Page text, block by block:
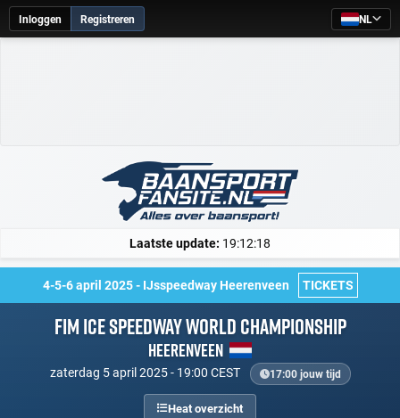
Inloggen Registreren NL
Laatste update: 19:12:18
4-5-6 april 2025 - IJsspeedway Heerenveen TICKETS
FIM Ice Speedway World Championship
Heerenveen
zaterdag 5 april 2025 - 19:00 CEST 17:00 jouw tijd
Heat overzicht